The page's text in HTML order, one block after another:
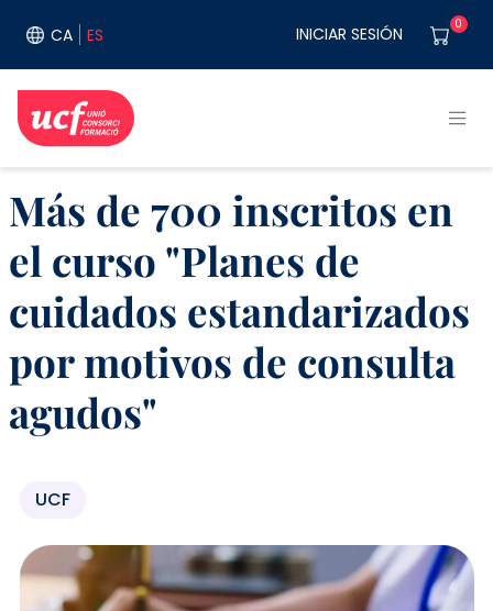
CA ES User
INICIAR SESIÓN 0
Más de 700 inscritos en
el curso "Planes de
cuidados estandarizados
por motivos de consulta
agudos"
UCF